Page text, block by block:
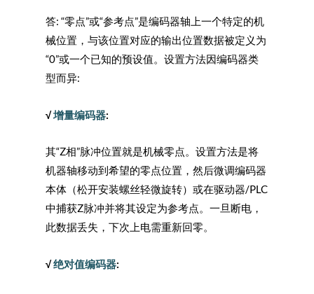
答: “零点”或“参考点”是编码器轴上一个特定的机
械位置，与该位置对应的输出位置数据被定义为
“0”或一个已知的预设值。设置方法因编码器类
型而异:
√增量编码器:
其“Z相”脉冲位置就是机械零点。设置方法是将
机器轴移动到希望的零点位置，然后微调编码器
本体（松开安装螺丝轻微旋转）或在驱动器/PLC
中捕获Z脉冲并将其设定为参考点。一旦断电，
此数据丢失，下次上电需重新回零。
√绝对值编码器: